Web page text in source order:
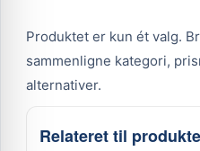
Produktet er kun ét valg.
sammenligne kategori,
alternativer.
Relateret til